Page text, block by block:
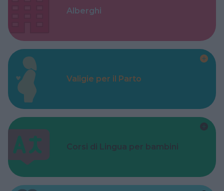
Alberghi
Valigie per il Parto
Corsi di Lingua per bambini